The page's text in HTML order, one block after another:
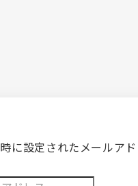
に設定されたメールア